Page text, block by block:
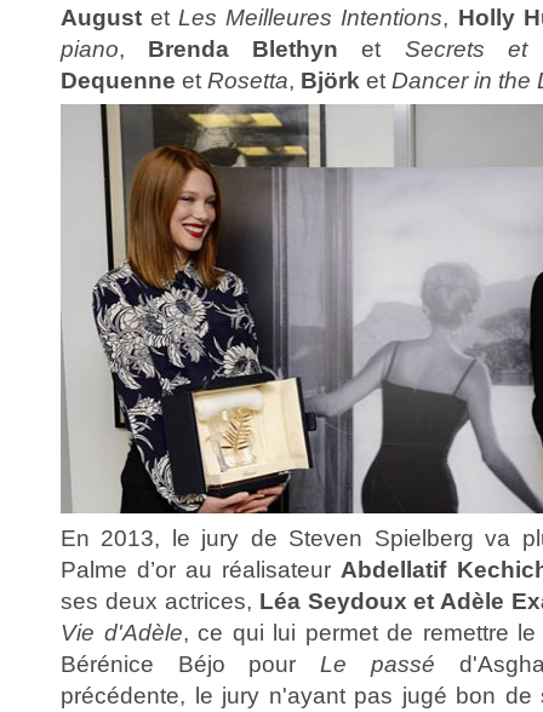
AugustetLes Meilleures Intentions, Holly
piano, Brenda Blethyn et Secrets et
Dequenne et Rosetta, Björk et Dancer in the
En 2013, le jury de Steven Spielberg va
Palme d’or au réalisateur Abdellatif
ses deux actrices, Léa Seydoux et Adèle
Vie d'Adèle, ce qui lui permet de remettre
Bérénice Béjo pourLe passé
précédente, le jury n'ayant pas jugé bon de